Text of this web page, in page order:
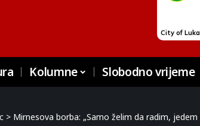
Kolumne Slobodno vrijeme
> Mirnesova borba: „Samo želim da radim,